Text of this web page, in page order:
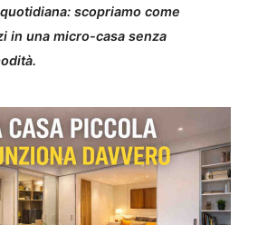
scopriamo come
in una micro-casa senza